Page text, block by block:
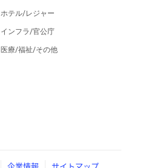
ホテル/レジャー
インフラ/官公庁
医療/福祉/その他